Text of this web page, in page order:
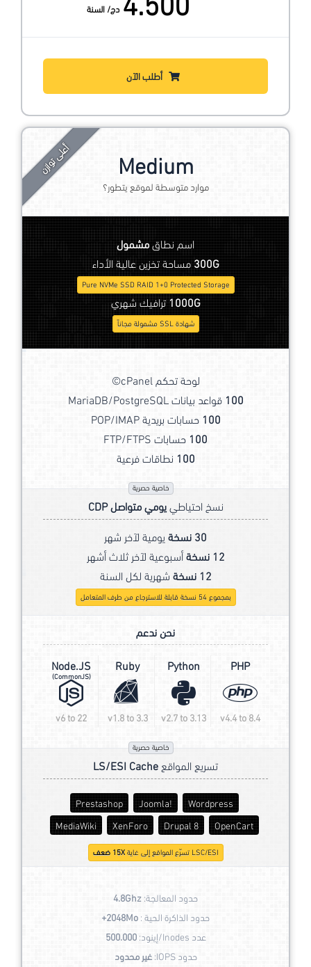
دج/ السنة
أطلب الآن
أعلى توازن Medium
موارد متوسطة لموقع يتطور؟
اسم نطاقمشمول
300Gمساحة تخزين عالية الأداء
Pure NVMe SSD RAID 1+0 Protected Storage
1000Gترافيك شهري
شهادة SSL مشمولة مجاناً
لوحة تحكم cPanel©
100 قواعد بيانات MariaDB/PostgreSQL
100 حسابات بريدية POP/IMAP
100 حسابات FTP/FTPS
100 نطاقات فرعية
نسخ احتياطييومي متواصل CDP
خاصية حصرية
30 نسخة
يومية لآخر شهر
12 نسخة
أسبوعية لآخر ثلاث أشهر
12 نسخة
شهرية لكل السنة
بمجموع 54 نسخة قابلة للاسترجاع من طرف المتعامل
نحن ندعم
PHP
v4.4 to 8.4
Python
v2.7 to 3.13
Ruby
v1.8 to 3.3
Node.JS
(CommonJS)
v6 to 22
تسريع المواقعLS/ESI Cache
خاصية حصرية
Wordpress
Joomla!
Prestashop
OpenCart
Drupal 8
XenForo
MediaWiki
LSC/ESI تسرّع المواقع إلى غاية 15X ضعف
حدود المعالجة:4.8Ghz
حدود الذاكرة الحية :2048Mo+
عدد Inodes/إينود:
500.000
حدود IOPS:
غير محدود